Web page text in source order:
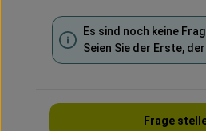
Es sind noch keine
Seien Sie der Erste,
Frage